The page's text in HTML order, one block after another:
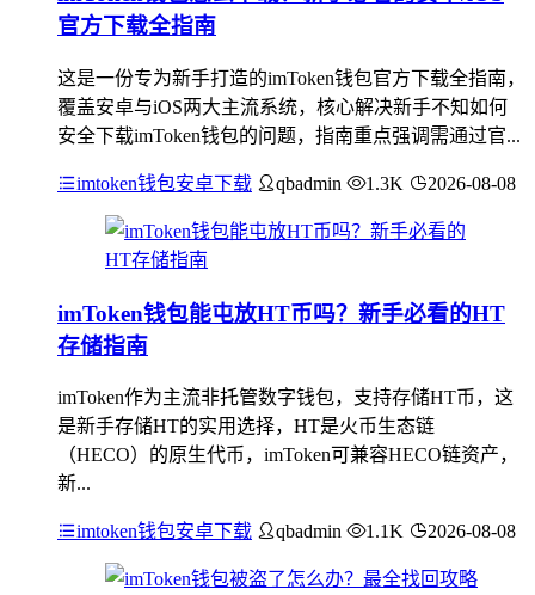
官方下载全指南
这是一份专为新手打造的imToken钱包官方下载全指南，
覆盖安卓与iOS两大主流系统，核心解决新手不知如何
安全下载imToken钱包的问题，指南重点强调需通过官...
imtoken钱包安卓下载 qbadmin 1.3K 2026-08-08
imToken钱包能屯放HT币吗？新手必看的HT
存储指南
imToken作为主流非托管数字钱包，支持存储HT币，这
是新手存储HT的实用选择，HT是火币生态链
（HECO）的原生代币，imToken可兼容HECO链资产，
新...
imtoken钱包安卓下载 qbadmin 1.1K 2026-08-08